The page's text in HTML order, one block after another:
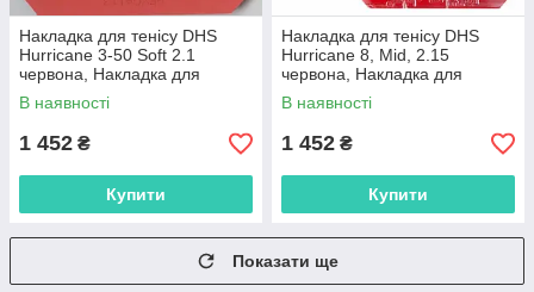
Накладка для тенісу DHS
Hurricane 3-50 Soft 2.1
червона, Накладка для
тенісних ракеток, Накладка
для ракеток
В наявності
1 452 ₴
Купити
Накладка для тенісу DHS
Hurricane 8, Mid, 2.15
червона, Накладка для
тенісних ракеток, Накладка
для ракеток
В наявності
1 452 ₴
Купити
Показати ще